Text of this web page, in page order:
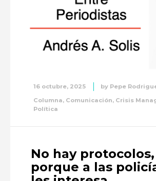
16 octubre, 2025 by Pepe
Columna, Comunicación, Crisis
Política
No hay protocolos,
porque a las